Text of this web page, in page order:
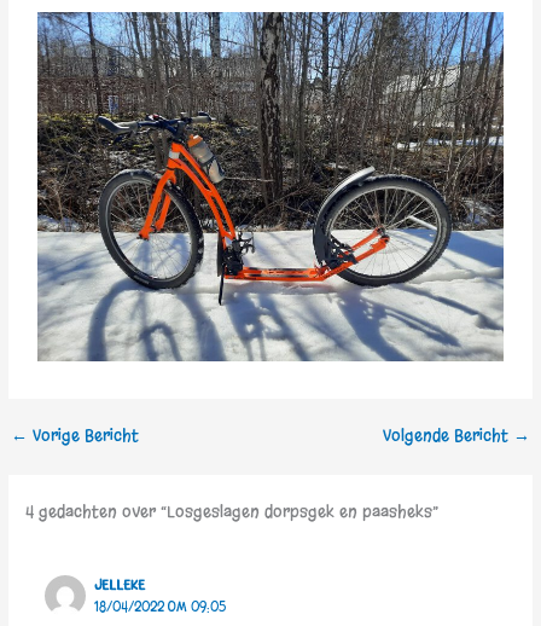
← Vorige Bericht Volgende Bericht →
4 gedachten over “Losgeslagen dorpsgek en paasheks”
JELLEKE
18/04/2022 OM 09:05